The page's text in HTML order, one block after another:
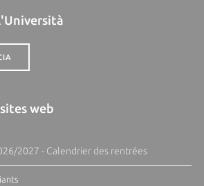
web
2027 - Calendrier des rentrées